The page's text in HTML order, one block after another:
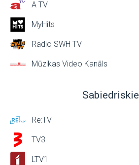
A TV
MyHits
Radio SWH TV
Mūzikas Video Kanāls
Sabiedriskie
Re:TV
TV3
LTV1